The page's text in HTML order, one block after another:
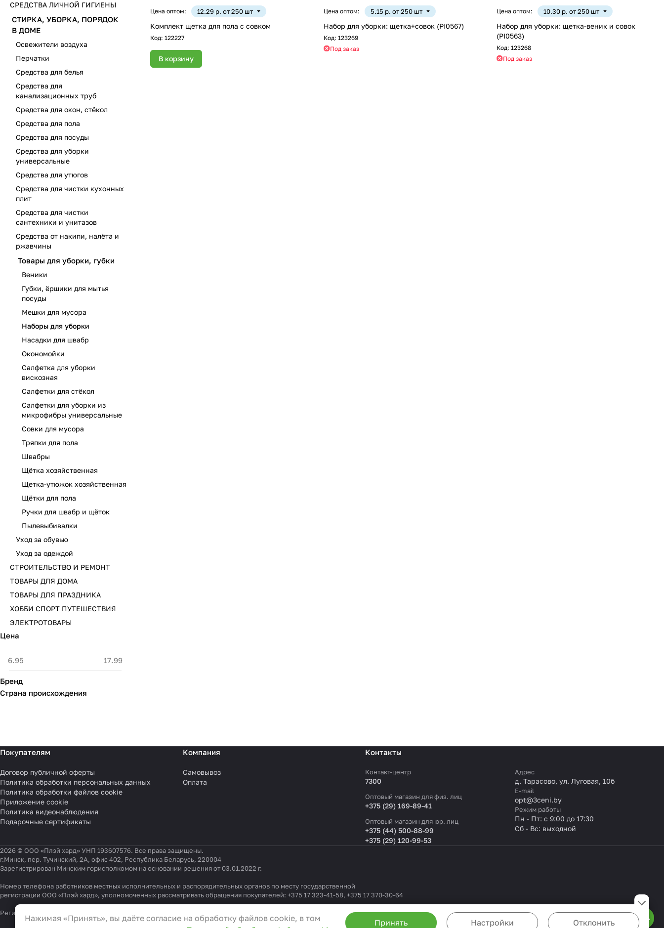
Цена оптом: 12.29 р. от 250 шт
Комплект щетка для пола c совком
Код: 122227
В корзину
Цена оптом: 5.15 р. от 250 шт
Набор для уборки: щетка+совок (PI0567)
Код: 123269
Под заказ
Цена оптом: 10.30 р. от 250 шт
Набор для уборки: щетка-веник и совок
(PI0563)
Код:123268
Под заказ
СРЕДСТВА ЛИЧНОЙ ГИГИЕНЫ
СТИРКА, УБОРКА, ПОРЯДОК
В ДОМЕ
Освежители воздуха
Перчатки
Средства для белья
Средства для
канализационных труб
Средства для окон, стёкол
Средства для пола
Средства для посуды
Средства для уборки
универсальные
Средства для утюгов
Средства для чистки кухонных
плит
Средства для чистки
сантехники и унитазов
Средства от накипи, налёта и
ржавчины
Товары для уборки, губки
Веники
Губки, ёршики для мытья
посуды
Мешки для мусора
Наборы для уборки
Насадки для швабр
Окономойки
Салфетка для уборки
вискозная
Салфетки для стёкол
Салфетки для уборки из
микрофибры универсальные
Совки для мусора
Тряпки для пола
Швабры
Щётка хозяйственная
Щетка-утюжок хозяйственная
Щётки для пола
Ручки для швабр и щёток
Пылевыбивалки
Уход за обувью
Уход за одеждой
СТРОИТЕЛЬСТВО И РЕМОНТ
ТОВАРЫ ДЛЯ ДОМА
ТОВАРЫ ДЛЯ ПРАЗДНИКА
ХОББИ СПОРТ ПУТЕШЕСТВИЯ
ЭЛЕКТРОТОВАРЫ
Цена
Бренд
Страна происхождения
Покупателям
Договор публичной оферты
Политика обработки персональных данных
Политика обработки файлов cookie
Приложение cookie
Политика видеонаблюдения
Подарочные сертификаты
Компания
Самовывоз
Оплата
Контакты
Контакт-центр
7300
Оптовый магазин для физ. лиц
+375 (29) 169-89-41
Оптовый магазин для юр. лиц
+375 (44) 500-88-99
+375 (29) 120-99-53
Адрес
д. Тарасово, ул. Луговая, 10б
E-mail
opt@3ceni.by
Режим работы
Пн - Пт: с 9:00 до 17:30
Сб - Вс: выходной
2026 © ООО «Плэй хард» УНП 193607576. Все права защищены.
г.Минск, пер. Тучинский, 2А, офис 402, Республика Беларусь, 220004
Зарегистрирован Минским горисполкомом на основании решения от 03.01.2022 г.
Номер телефона работников местных исполнительных и распорядительных органов по месту государственной
регистрации ООО «Плэй хард», уполномоченных рассматривать обращения покупателей: +375 17 323-41-58, +375 17 370-30-64
Регистрационный номер в Торговом реестре Республики Беларусь 541404 от 19.09.2022
Нажимая «Принять», вы даёте согласие на обработку файлов cookie, в том
Принять Настройки Отклонить